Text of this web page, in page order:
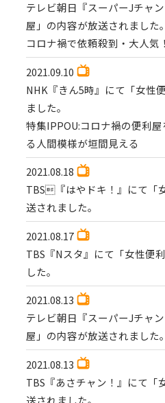
テレビ朝日『スーパーJチャ
屋」の内容が放送されました。
コロナ禍で依頼殺到・大人気
2021.09.10
NHK『きん5時』にて「女性
ました。
特集IPPOU:コロナ禍の便利
る人間模様が垣間見える
2021.08.18
TBS『はやドキ！』にて「
送されました。
2021.08.17
TBS『Nスタ』にて「女性便
した。
2021.08.13
テレビ朝日『スーパーJチャ
屋」の内容が放送されました。
2021.08.13
TBS『あさチャン！』にて「
送されました。